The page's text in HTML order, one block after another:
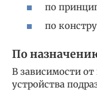
по
по
По
В зависимости
устройства